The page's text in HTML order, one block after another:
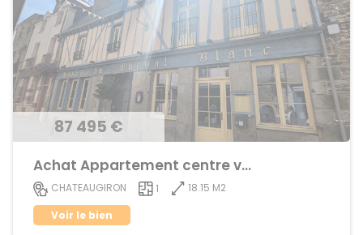
87 495 €
Achat Appartement centre ville
CHATEAUGIRON 1
18.15 M2
Voir le bien